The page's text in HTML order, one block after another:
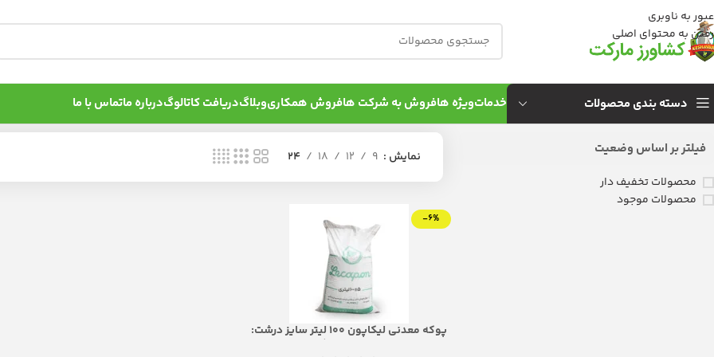
عبور به ناوبری
رفتن به محتوای اصلی
دسته بندی محصولات خدماتویژه هافروش به شركت هافروش همکاریوبلاگدریافت کاتالوگدرباره ماتماس با ما
فیلتر بر اساس وضعیت
محصولات تخفیف دار
محصولات موجود
نمایش 9
12
18
24
-6%
پوکه معدنی لیکاپون 100 لیتر سایز درشت: